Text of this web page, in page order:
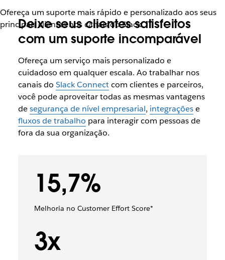
Ofereça um suporte mais rápido e personalizado aos seus
principais clientes nos canais do Slack
Deixe seus clientes satisfeitos
com um suporte incomparável
Ofereça um serviço mais personalizado e
cuidadoso em qualquer escala. Ao trabalhar nos
canais do Slack Connectcom clientes e parceiros,
você pode aproveitar todas as mesmas vantagens
desegurança de nível empresarial, integraçõese
fluxos de trabalho para interagir com pessoas de
fora da sua organização.
15,7%
Melhoria no Customer Effort Score*
3x